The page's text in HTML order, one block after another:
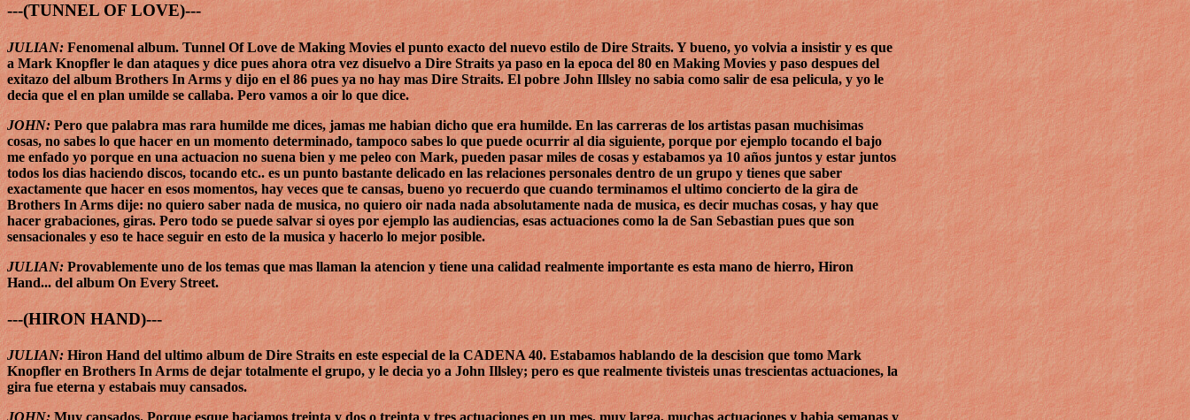
---(TUNNEL OF LOVE)---
JULIAN: Fenomenal album. Tunnel Of Love de Making Movies el punto exacto del nuevo estilo de Dire Straits. Y bueno, yo volvia a insistir y es que
a Mark Knopfler le dan ataques y dice pues ahora otra vez disuelvo a Dire Straits ya paso en la epoca del 80 en Making Movies y paso despues del
exitazo del album Brothers In Arms y dijo en el 86 pues ya no hay mas Dire Straits. El pobre John Illsley no sabia como salir de esa pelicula, y yo le
decia que el en plan umilde se callaba. Pero vamos a oir lo que dice.
JOHN: Pero que palabra mas rara humilde me dices, jamas me habian dicho que era humilde. En las carreras de los artistas pasan muchisimas
cosas, no sabes lo que hacer en un momento determinado, tampoco sabes lo que puede ocurrir al dia siguiente, porque por ejemplo tocando el bajo
me enfado yo porque en una actuacion no suena bien y me peleo con Mark, pueden pasar miles de cosas y estabamos ya 10 años juntos y estar juntos
todos los dias haciendo discos, tocando etc.. es un punto bastante delicado en las relaciones personales dentro de un grupo y tienes que saber
exactamente que hacer en esos momentos, hay veces que te cansas, bueno yo recuerdo que cuando terminamos el ultimo concierto de la gira de
Brothers In Arms dije: no quiero saber nada de musica, no quiero oir nada nada absolutamente nada de musica, es decir muchas cosas, y hay que
hacer grabaciones, giras. Pero todo se puede salvar si oyes por ejemplo las audiencias, esas actuaciones como la de San Sebastian pues que son
sensacionales y eso te hace seguir en esto de la musica y hacerlo lo mejor posible.
JULIAN:Provablemente uno de los temas que mas llaman la atencion y tiene una calidad realmente importante es esta mano de hierro, Hiron
Hand... del album On Every Street.
---(HIRON HAND)---
JULIAN: Hiron Hand del ultimo album de Dire Straits en este especial de la CADENA 40. Estabamos hablando de la descision que tomo Mark
Knopfler en Brothers In Arms de dejar totalmente el grupo, y le decia yo a John Illsley; pero es que realmente tivisteis unas trescientas actuaciones, la
gira fue eterna y estabais muy cansados.